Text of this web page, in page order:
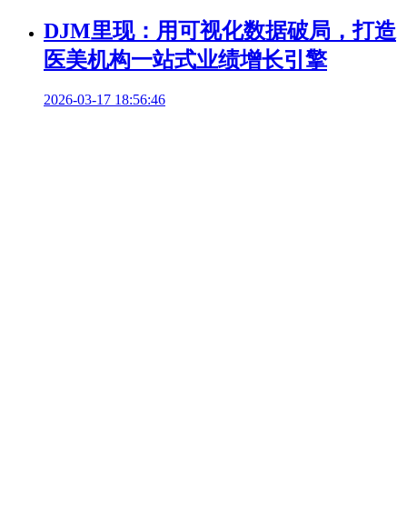
DJM里现：用可视化数据破局，打造
医美机构一站式业绩增长引擎
2026-03-17 18:56:46